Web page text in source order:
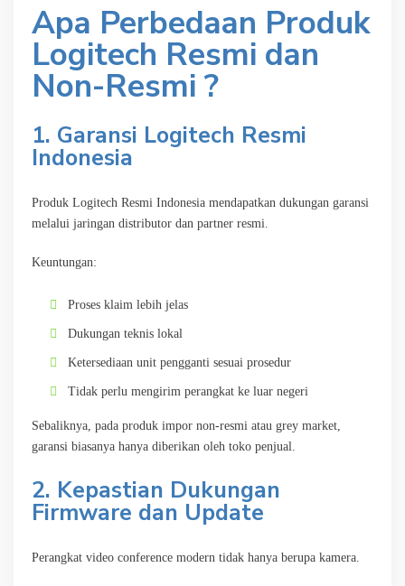
Apa Perbedaan Produk
Logitech Resmi dan
Non-Resmi ?
1. Garansi Logitech Resmi
Indonesia
Produk Logitech Resmi Indonesia mendapatkan dukungan garansi
melalui jaringan distributor dan partner resmi.
Keuntungan:
Proses klaim lebih jelas
Dukungan teknis lokal
Ketersediaan unit pengganti sesuai prosedur
Tidak perlu mengirim perangkat ke luar negeri
Sebaliknya, pada produk impor non-resmi atau grey market,
garansi biasanya hanya diberikan oleh toko penjual.
2. Kepastian Dukungan
Firmware dan Update
Perangkat video conference modern tidak hanya berupa kamera.